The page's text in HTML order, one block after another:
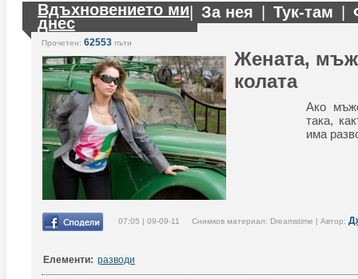
Вдъхновението ми
днес
За нея Тук-там
Прочетен: 62553 пъти
Жената,
колата
Ако
така,
има
07:05 | 09-09-11 Снимков материал: Dreamstime | Автор:
Елементи: разводи